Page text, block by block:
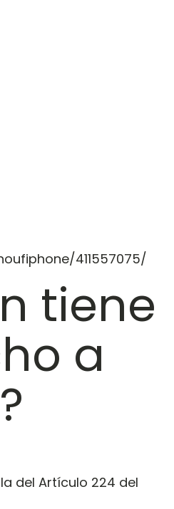
411557075/
tiene
a
del Artículo 224 del